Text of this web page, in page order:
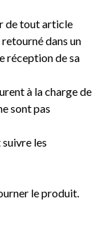
de tout article
dans un
réception de sa
à la charge de
sont pas
les
le produit.